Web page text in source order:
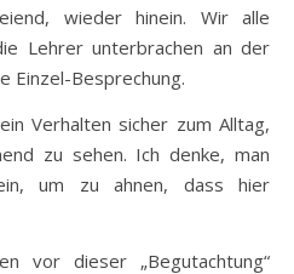
wieder hinein. Wir alle
Lehrer unterbrachen an der
Einzel-Besprechung.
Verhalten sicher zum Alltag,
zu sehen. Ich denke, man
um zu ahnen, dass hier
vor dieser „Begutachtung“